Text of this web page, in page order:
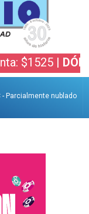
|DÓLAR
- Parcialmente nublado